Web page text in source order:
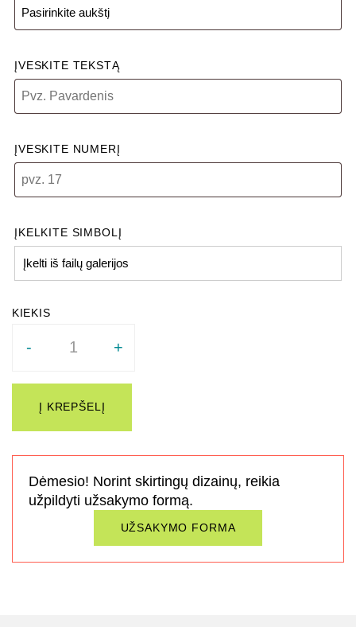
ĮVESKITE TEKSTĄ
ĮVESKITE NUMERĮ
ĮKELKITE SIMBOLĮ
Įkelti iš failų galerijos
- +
Į KREPŠELĮ
Dėmesio! Norint skirtingų dizainų, reikia
užpildyti užsakymo formą.
UŽSAKYMO FORMA